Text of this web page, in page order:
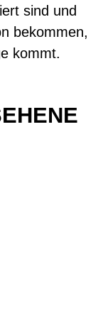
sind und
bekommen,
kommt.